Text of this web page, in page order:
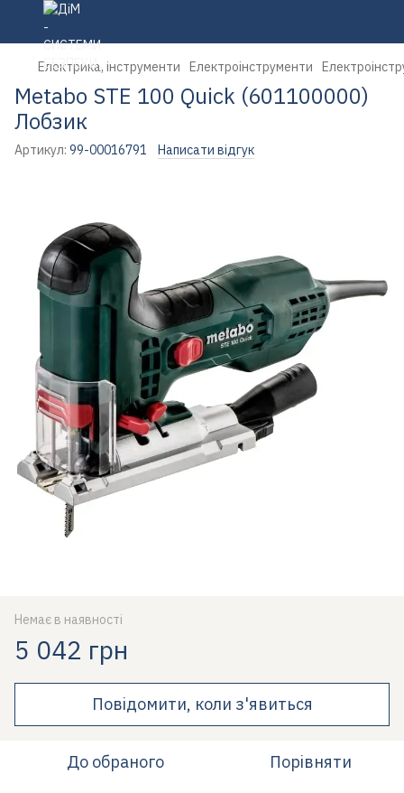
Електрика, інструменти Електроінструменти
Metabo STE 100 Quick (601100000)
Лобзик
Артикул: 99-00016791 Написати відгук
Немає в наявності
5 042 грн
Повідомити, коли з'явиться
До обраного Порівняти